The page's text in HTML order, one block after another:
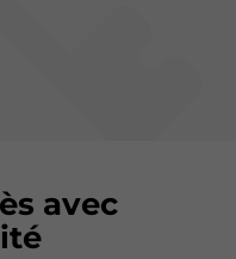
avec